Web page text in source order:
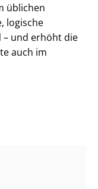
üblichen
logische
und erhöht die
auch im